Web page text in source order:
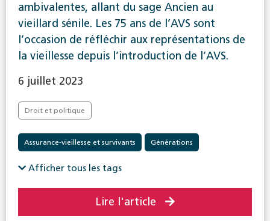
ambivalentes, allant du sage Ancien au
vieillard sénile. Les 75 ans de l’AVS sont
l’occasion de réfléchir aux représentations de
la vieillesse depuis l’introduction de l’AVS.
6 juillet 2023
Droit et politique
Assurance-vieillesse et survivants Générations
Afficher tous les tags
Lire l'article